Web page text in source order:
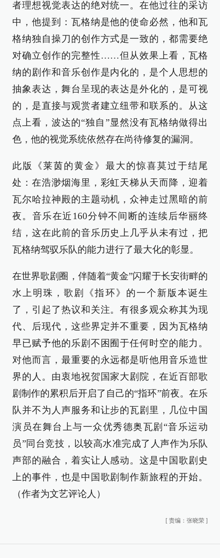
者理想视觉表达的绝对统一。在他过往的采访
中，他提到：瓦格纳是他的使命必然，他和瓦
格纳独自操刀的创作方式是一致的，都需要绝
对确立创作的完整性……但从效果上看，瓦格
纳的剧作和音乐创作是内化的，是个人思想的
抽象表达，舞台呈现的表达是外化的，是可视
的，是直接与观赏者建立纽带和联系的。从这
点上看，波达的“独自”显然没有瓦格纳做得出
色，他的视觉系统依然存在尚待修复的漏洞。
此版《莱茵的黄金》最大的惊喜莫过于结尾
处：在浩渺烟海里，彩虹天梯从天而降，迎着
瓦尔哈拉神殿的主题动机，众神走过黑暗的前
夜。音乐在近160分钟不间断的连续后华丽终
结，这在此前的音乐历史上几乎从未有过，把
瓦格纳驾驭乐队的能力进行了最大化的彰显。
在世界歌剧圈，伴随着“黄金”闪耀于长安街畔的
水上明珠，歌剧《指环》的一个新版本诞生
了，引起了热议和关注。有很多观众称其为现
代、后现代，这些界定并不重要，因为瓦格纳
早已赋予他的乐剧不困囿于任何时空的能力。
对他而言，最重要的永远都是听他用音乐造世
界的人。由衷地祝贺国家大剧院，在近百部歌
剧制作的累积后开启了自己的“指环”前夜。在乐
队并不为人声服务和让步的瓦剧里，几位中国
演员在舞台上与一众优秀德奥瓦剧“音乐运动
员”同台竞技，以较高水准完成了人声作为乐队
声部的融合，着实让人感动。这是中国歌剧史
上的事件，也是中国歌剧制作新旅程的开始。
（作者为文艺评论人）
[ 责编：张晓荣 ]